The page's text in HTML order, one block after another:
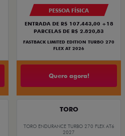
PESSOA FÍSICA
ENTRADA DE R$ 107.443,00 +18
PARCELAS DE R$ 2.820,83
FASTBACK LIMITED EDITION TURBO 270
FLEX AT 2026
Quero agora!
TORO
TORO ENDURANCE TURBO 270 FLEX AT6
2027